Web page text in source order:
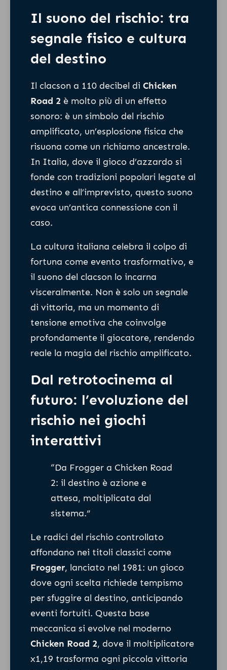
Il suono del rischio: tra
segnale fisico e cultura
del destino
Il clacson a 110 decibel di Chicken
Road 2 è molto più di un effetto
sonoro: è un simbolo del rischio
amplificato, un’esplosione fisica che
risuona come un richiamo ancestrale.
In Italia, dove il gioco d’azzardo si
fonde con tradizioni popolari legate al
destino e all’imprevisto, questo suono
evoca un’antica connessione con il
caso.
La cultura italiana celebra il colpo di
fortuna come evento trasformativo, e
il suono del clacson lo incarna
visceralmente. Non è solo un segnale
di vittoria, ma un momento di
tensione emotiva che coinvolge
profondamente il giocatore, rendendo
reale la magia del rischio amplificato.
Dal retrotocinema al
futuro: l’evoluzione del
rischio nei giochi
interattivi
“Da Frogger a Chicken Road
2: il destino è azione e
attesa, moltiplicata dal
sistema.”
Le radici del rischio controllato
affondano nei titoli classici come
Frogger, lanciato nel 1981: un gioco
dove ogni scelta richiede tempismo
per sfuggire al destino, anticipando
eventi fortuiti. Questa base
meccanica si evolve nel moderno
Chicken Road 2, dove il moltiplicatore
x1,19 trasforma ogni piccola vittoria